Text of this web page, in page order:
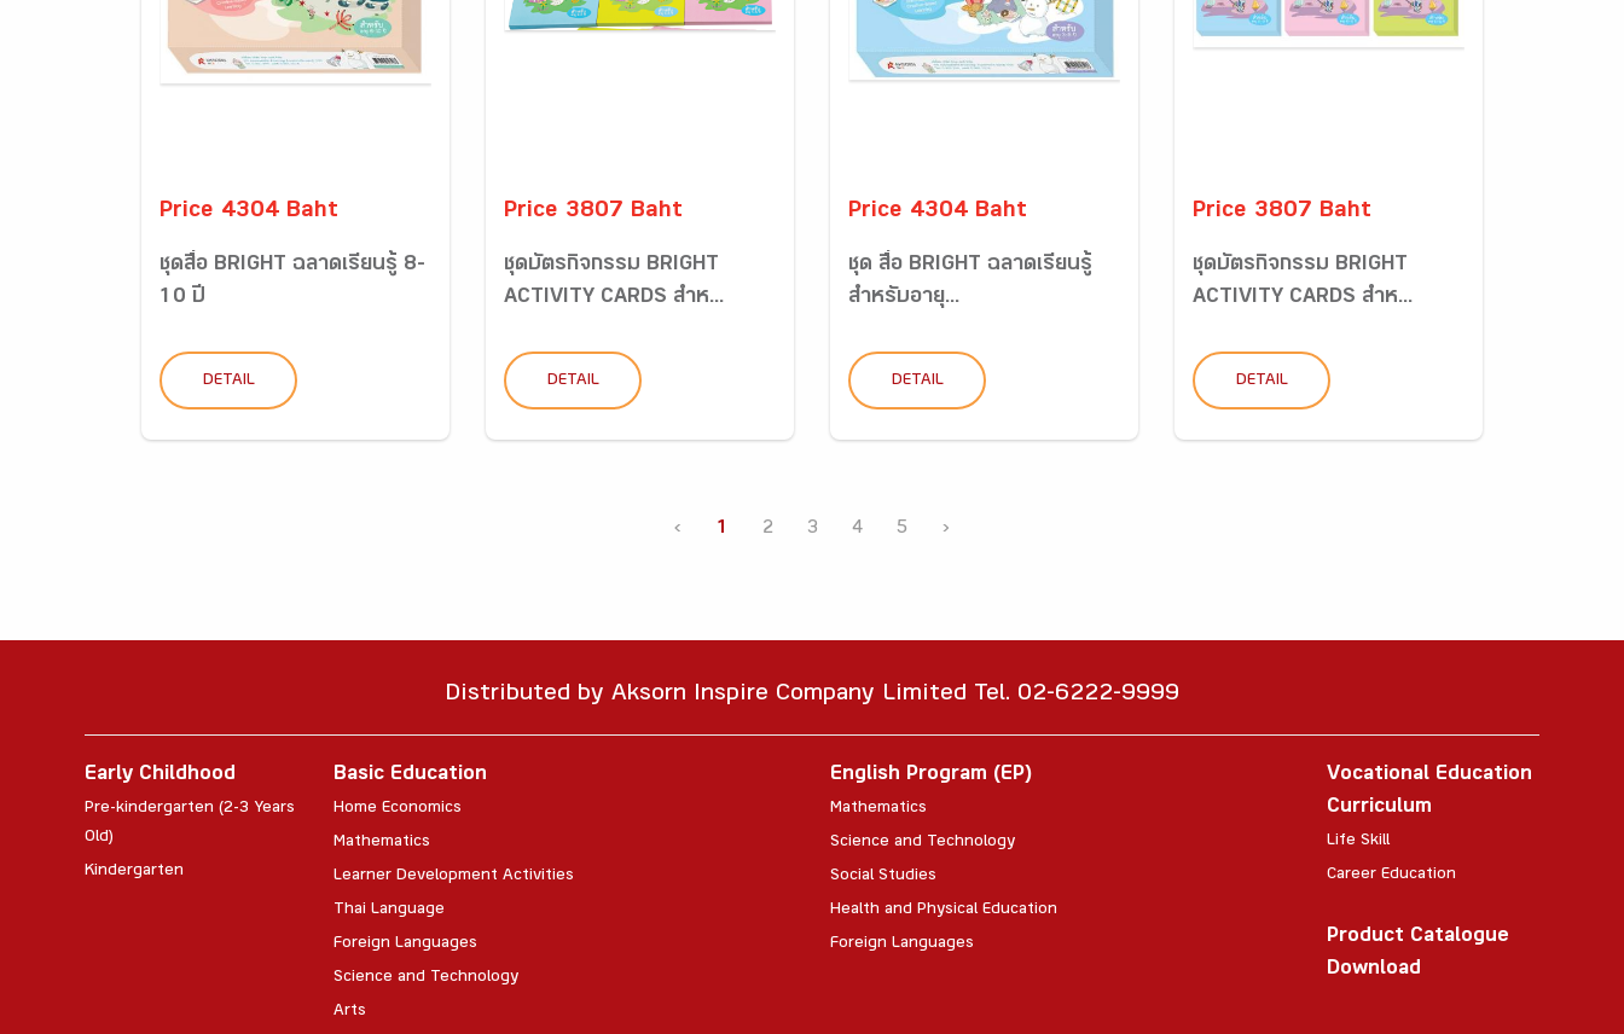
Price 4304 Baht
ชุดสื่อ BRIGHT ฉลาดเรียนรู้ 8-
10 ปี
DETAIL
Price 3807 Baht
ชุดบัตรกิจกรรม BRIGHT
ACTIVITY CARDS สำห...
DETAIL
Price 4304 Baht
ชุด สื่อ BRIGHT ฉลาดเรียนรู้
สำหรับอายุ...
DETAIL
Price 3807 Baht
ชุดบัตรกิจกรรม BRIGHT
ACTIVITY CARDS สำห...
DETAIL
‹ 1 2 3 4 5 ›
Distributed by Aksorn Inspire Company Limited Tel. 02-6222-9999
Early Childhood
Pre-kindergarten (2-3 Years
Old)
Kindergarten
Basic Education
Home Economics
Mathematics
Learner Development Activities
Thai Language
Foreign Languages
Science and Technology
Arts
English Program (EP)
Mathematics
Science and Technology
Social Studies
Health and Physical Education
Foreign Languages
Vocational Education
Curriculum
Life Skill
Career Education
Product Catalogue
Download